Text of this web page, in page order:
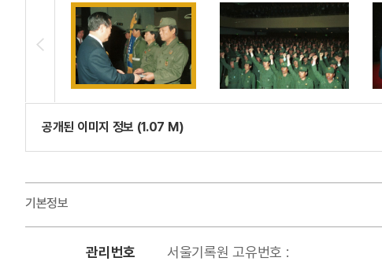
공개된 이미지 정보 (1.07 M)
기본정보
관리번호 서울기록원 고유번호 :